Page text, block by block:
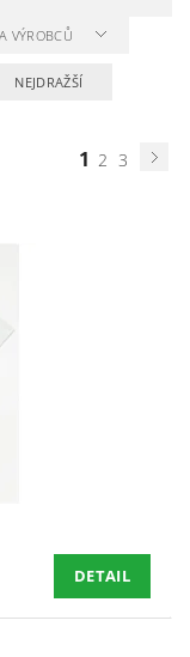
VÝROBCŮ
NEJDRAŽŠÍ
1 2 3
DETAIL